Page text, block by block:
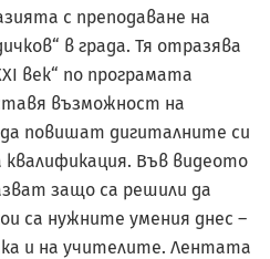
с преподаване на
в града. Тя отразява
век“ по програмата
възможност на
повишат дигиталните си
квалификация. Във видеото
защо са решили да
са нужните умения днес –
и на учителите. Лентата